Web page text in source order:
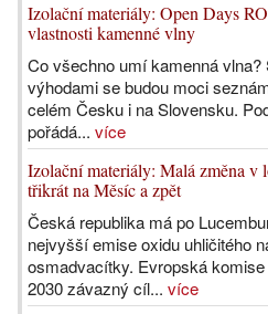
Izolační materiály: Open Days
vlastnosti kamenné vlny
Co všechno umí kamenná
výhodami se budou moci
celém Česku i na Slovensku.
pořádá... více
Izolační materiály: Malá změna v
třikrát na Měsíc a zpět
Česká republika má po
nejvyšší emise oxidu uhličitého
osmadvacítky. Evropská
2030 závazný cíl... více